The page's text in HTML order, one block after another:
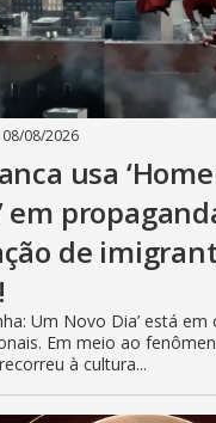
08/08/2026
usa
em
de
Um Novo Dia’ está em
Em meio ao
à cultura...